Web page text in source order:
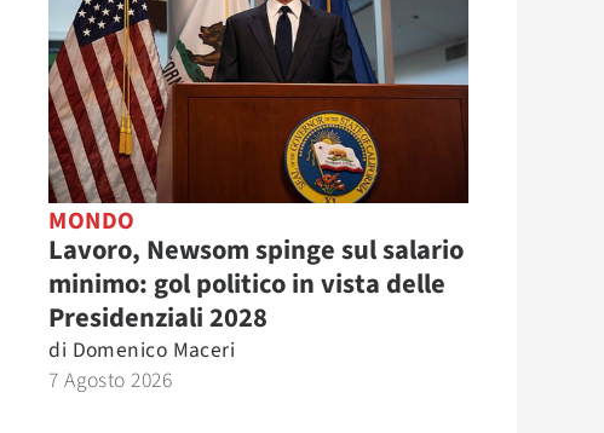
MONDO
Lavoro, Newsom spinge sul salario
minimo: gol politico in vista delle
Presidenziali 2028
di Domenico Maceri
7 Agosto 2026